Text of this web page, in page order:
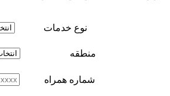
نوع خدمات
منطقه
شماره همراه